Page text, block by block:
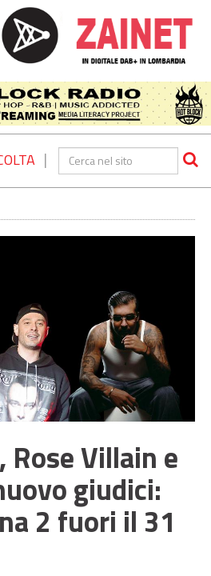
|
Rose Villain e
giudici:
2 fuori il 31